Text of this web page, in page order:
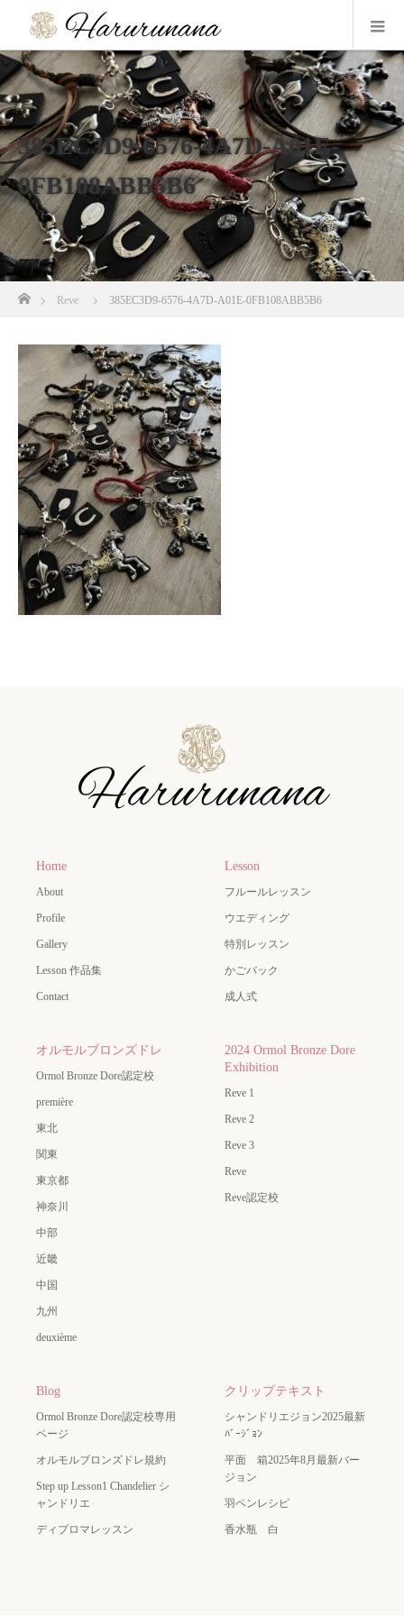
385EC3D9-6576-4A7D-A01E-
0FB108ABB5B6
ホーム
Reve 385EC3D9-6576-4A7D-A01E-0FB108ABB5B6
Home
About
Profile
Gallery
Lesson 作品集
Contact
Lesson
フルールレッスン
ウエディング
特別レッスン
かごバック
成人式
オルモルブロンズドレ
Ormol Bronze Dore認定校
première
東北
関東
東京都
神奈川
中部
近畿
中国
九州
deuxième
2024 Ormol Bronze Dore
Exhibition
Reve 1
Reve 2
Reve 3
Reve
Reve認定校
Blog
Ormol Bronze Dore認定校専用
ページ
オルモルブロンズドレ規約
Step up Lesson1 Chandelier シ
ャンドリエ
ディプロマレッスン
クリップテキスト
シャンドリエジョン2025最新
ﾊﾞｰｼﾞｮﾝ
平面 箱2025年8月最新バー
ジョン
羽ペンレシピ
香水瓶 白